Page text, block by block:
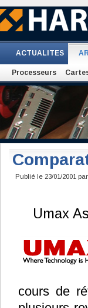
ACTUALITES
Processeurs
Publié le 23/01/2001 par
Umax
cours de